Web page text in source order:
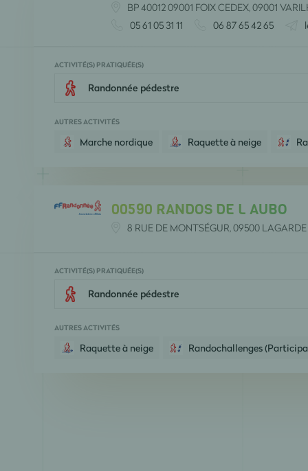
BP 40012 09001 FOIX CEDEX, 09001
05 61 05 31 11
06 87 65 42 65
ACTIVITÉ(S) PRATIQUÉE(S)
Randonnée pédestre
AUTRES ACTIVITÉS
Marche nordique Raquette à neige
00590 RANDOS DE L AUBO
8 RUE DE MONTSÉGUR, 09500 LAGARDE
ACTIVITÉ(S) PRATIQUÉE(S)
Randonnée pédestre
AUTRES ACTIVITÉS
Raquette à neige Randochallenges